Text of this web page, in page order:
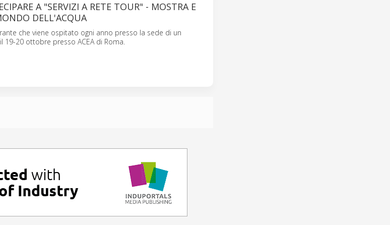
A "SERVIZI A RETE TOUR" - MOSTRA E
DELL'ACQUA
che viene ospitato ogni anno presso la sede di un
19-20 ottobre presso ACEA di Roma.